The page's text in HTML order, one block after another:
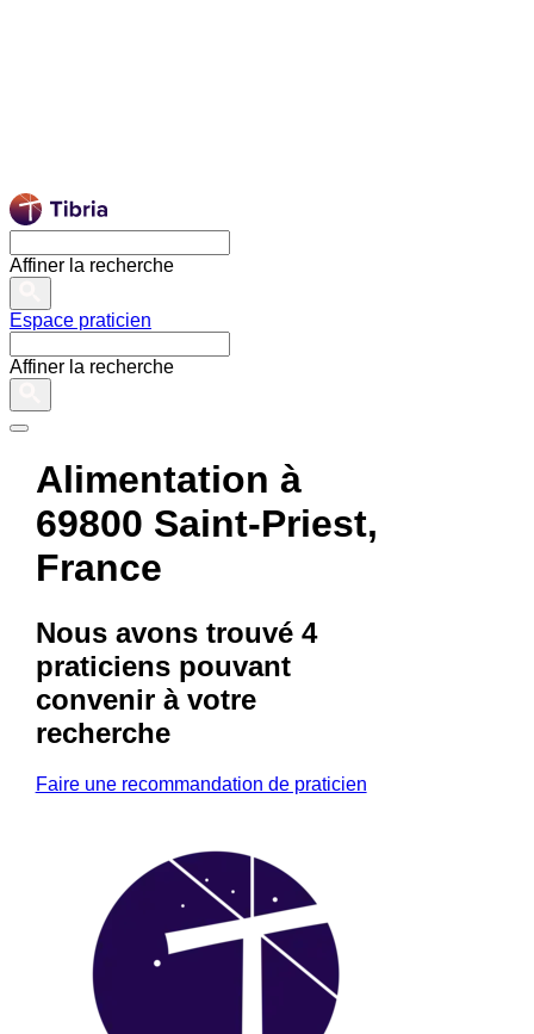
Affiner la recherche
Espace praticien
Affiner la recherche
Alimentation à
69800 Saint-Priest,
France
Nous avons trouvé 4
praticienspouvant
convenir à votre
recherche
Faire une recommandation de praticien